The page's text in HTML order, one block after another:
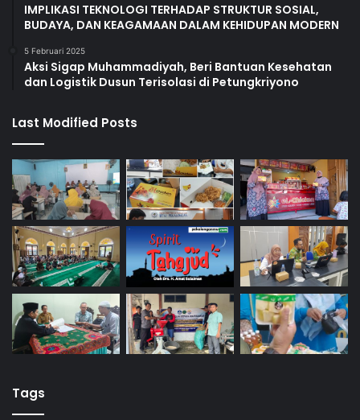
IMPLIKASI TEKNOLOGI TERHADAP STRUKTUR SOSIAL,
BUDAYA, DAN KEAGAMAAN DALAM KEHIDUPAN MODERN
5 Februari 2025
Aksi Sigap Muhammadiyah, Beri Bantuan Kesehatan
dan Logistik Dusun Terisolasi di Petungkriyono
Last Modified Posts
Tags